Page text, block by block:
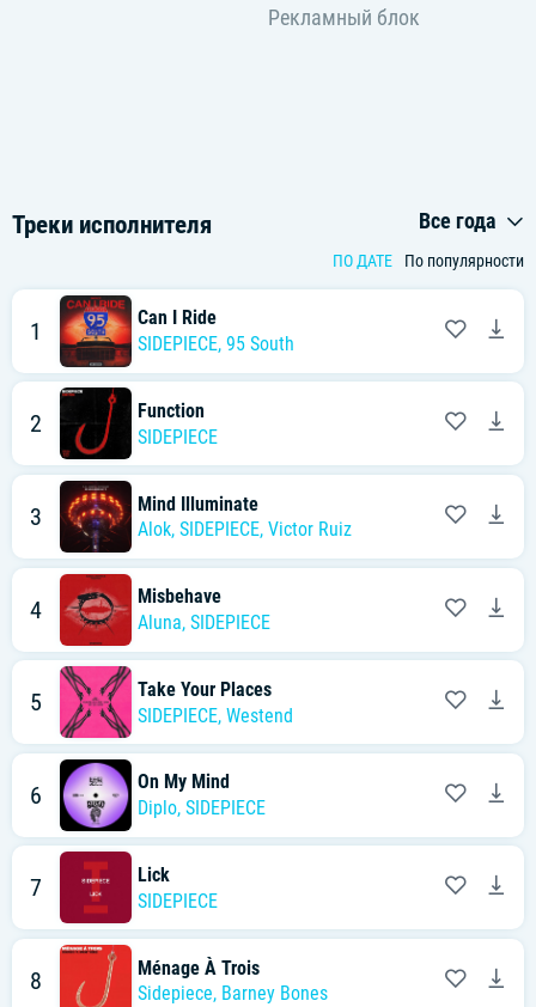
Треки исполнителя Все года
ПО ДАТЕ По популярности
1
Can I Ride
SIDEPIECE, 95 South
2
Function
SIDEPIECE
3
Mind Illuminate
Alok, SIDEPIECE, Victor Ruiz
4
Misbehave
Aluna, SIDEPIECE
5
Take Your Places
SIDEPIECE, Westend
6
On My Mind
Diplo, SIDEPIECE
7
Lick
SIDEPIECE
8
Ménage À Trois
Sidepiece, Barney Bones